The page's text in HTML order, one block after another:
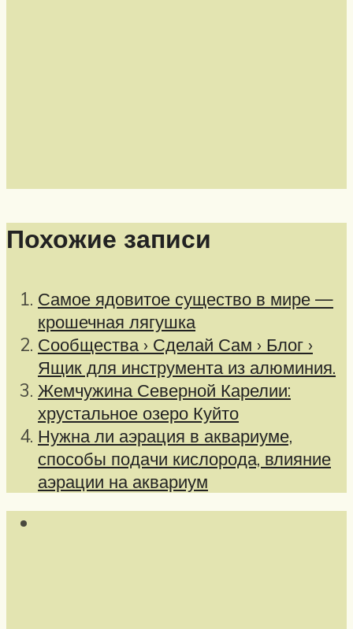
Похожие записи
Самое ядовитое существо в мире —
крошечная лягушка
Сообщества › Сделай Сам › Блог ›
Ящик для инструмента из алюминия.
Жемчужина Северной Карелии:
хрустальное озеро Куйто
Нужна ли аэрация в аквариуме,
способы подачи кислорода, влияние
аэрации на аквариум